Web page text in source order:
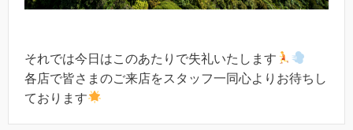
それでは今日はこのあたりで失礼いたします
各店で皆さまのご来店をスタッフ一同心よりお待ちし
ております